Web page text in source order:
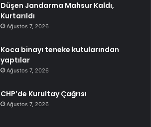
Düşen Jandarma Mahsur Kaldı,
Kurtarıldı
Ağustos 7, 2026
Koca binayı teneke kutularından
yaptılar
Ağustos 7, 2026
CHP’de Kurultay Çağrısı
Ağustos 7, 2026